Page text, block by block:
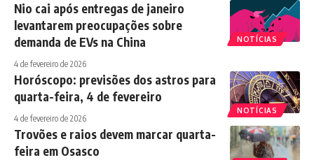
NOTÍCIAS
Nio cai após entregas de janeiro
levantarem preocupações sobre
demanda de EVs na China
4 de fevereiro de 2026
NOTÍCIAS
Horóscopo: previsões dos astros para
quarta-feira, 4 de fevereiro
4 de fevereiro de 2026
Trovões e raios devem marcar quarta-
feira em Osasco